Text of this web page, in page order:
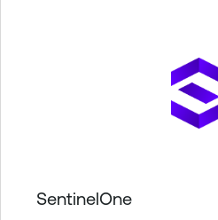
SentinelOne